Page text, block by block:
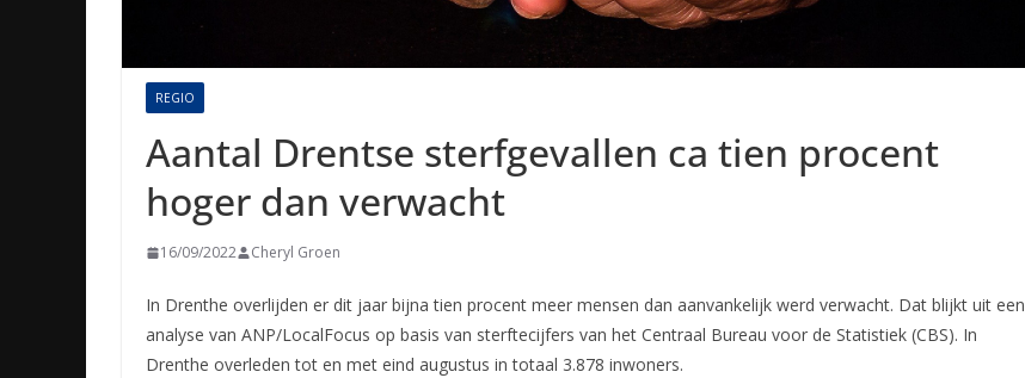
REGIO
Aantal Drentse sterfgevallen ca tien procent
hoger dan verwacht
16/09/2022 Cheryl Groen
In Drenthe overlijden er dit jaar bijna tien procent meer mensen dan aanvankelijk werd verwacht. Dat blijkt uit een
analyse van ANP/LocalFocus op basis van sterftecijfers van het Centraal Bureau voor de Statistiek (CBS). In
Drenthe overleden tot en met eind augustus in totaal 3.878 inwoners.